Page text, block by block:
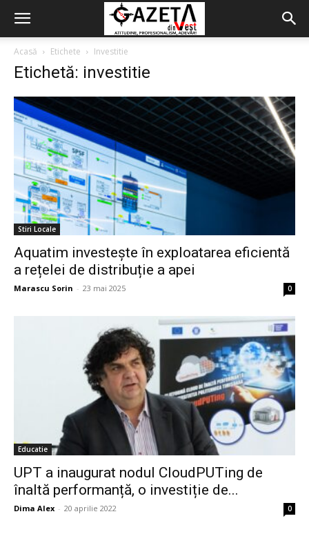
Acasă Etichete Investitie
Etichetă: investitie
Stiri Locale
Aquatim investește în exploatarea eficientă
a rețelei de distribuție a apei
Marascu Sorin - 23 mai 2025 0
Educatie
UPT a inaugurat nodul CloudPUTing de
înaltă performanță, o investiție de...
Dima Alex - 20 aprilie 2022 0